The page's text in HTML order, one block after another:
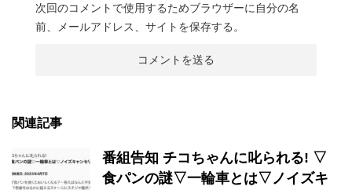
次回のコメントで使用するためブラウザーに自分の名
前、メールアドレス、サイトを保存する。
関連記事
番組告知 チコちゃんに叱られる! ▽
食パンの謎▽一輪車とは▽ノイズキ